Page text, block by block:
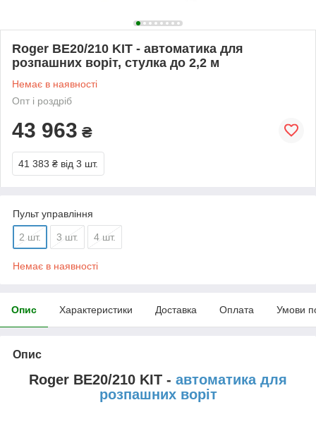
Roger BE20/210 KIT - автоматика для
розпашних воріт, стулка до 2,2 м
Немає в наявності
Опт і роздріб
43 963 ₴
41 383 ₴ від 3 шт.
Пульт управління
2 шт. 3 шт. 4 шт.
Немає в наявності
Опис Характеристики Доставка Оплата Умови
Опис
Roger BE20/210 KIT - автоматика для
розпашних воріт